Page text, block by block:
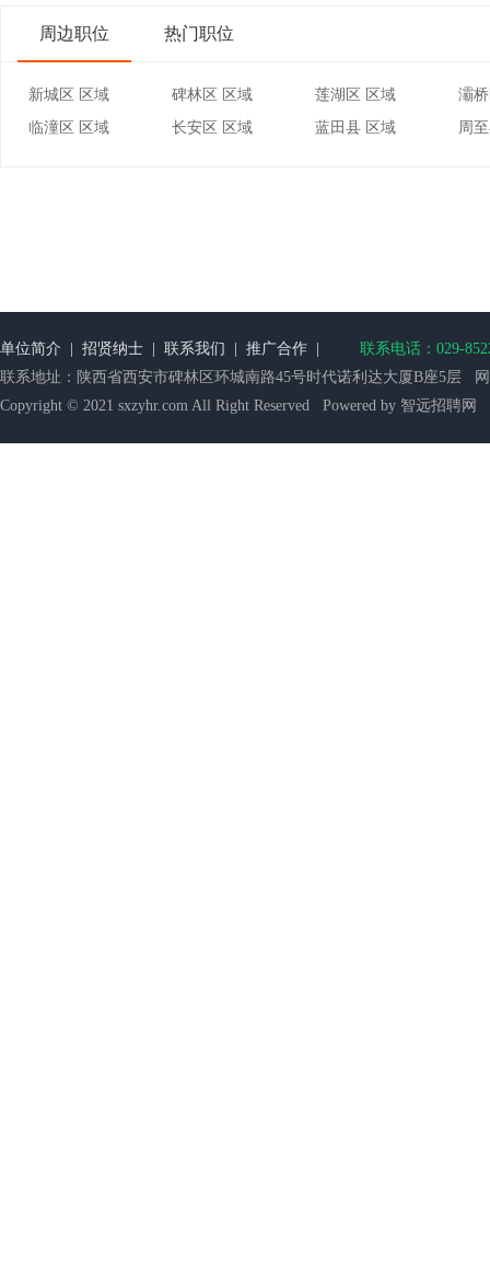
周边职位 热门职位
新城区 区域 碑林区 区域 莲湖区 区域
灞
临潼区 区域
长安区 区域 蓝田县 区域 周
单位简介 招贤纳士 联系我们 推广合作
联系电话：029-
联系地址：陕西省西安市碑林区环城南路45号时代诺利达大厦B座5层 网
Copyright © 2021 sxzyhr.com All Right Reserved Powered by 智远招聘网